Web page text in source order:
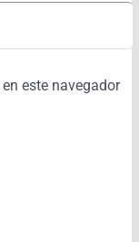
este navegador